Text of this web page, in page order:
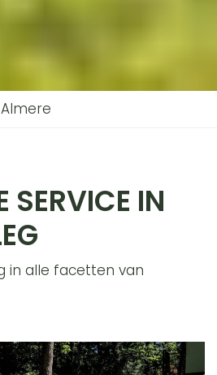
SERVICE IN
in alle facetten van